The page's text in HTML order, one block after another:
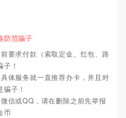
防范骗子
要求付款（索取定金、红包、路
！
体服务就一直推荐办卡，并且对
子！
信或QQ，请在删除之前先举报
币